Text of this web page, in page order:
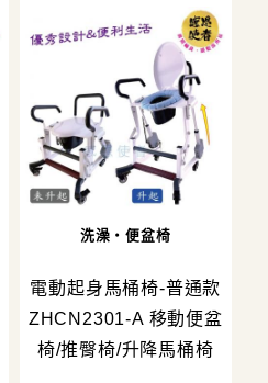
洗澡・便盆椅
電動起身馬桶椅-普通款
ZHCN2301-A 移動便盆
椅/推臀椅/升降馬桶椅